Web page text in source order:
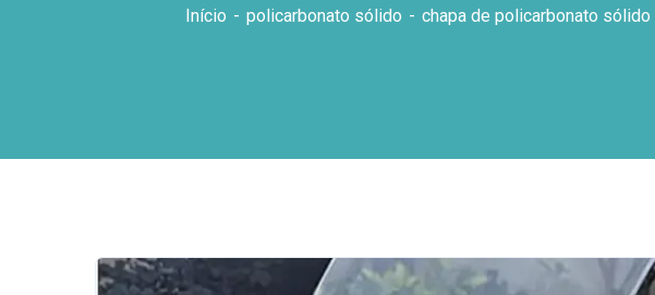
Início policarbonato sólido chapa de policarbonato